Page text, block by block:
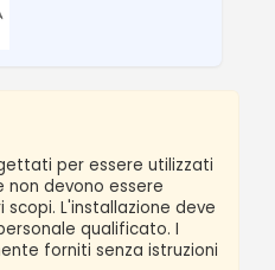
per essere utilizzati
non devono essere
L'installazione deve
qualificato. I
forniti senza istruzioni